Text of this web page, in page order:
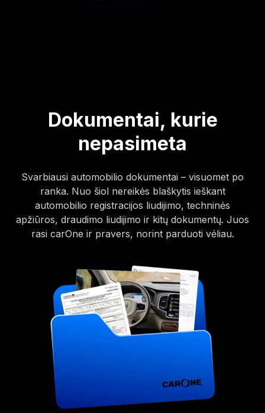
Dokumentai, kurie
nepasimeta
Svarbiausi automobilio dokumentai – visuomet po
ranka. Nuo šiol nereikės blaškytis ieškant
automobilio registracijos liudijimo, techninės
apžiūros, draudimo liudijimo ir kitų dokumentų. Juos
rasi carOne ir pravers, norint parduoti vėliau.